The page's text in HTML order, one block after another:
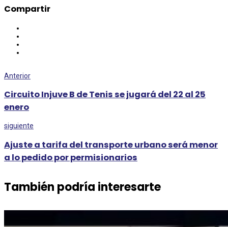
Compartir
Anterior
Circuito Injuve B de Tenis se jugará del 22 al 25
enero
siguiente
Ajuste a tarifa del transporte urbano será menor
a lo pedido por permisionarios
También podría interesarte